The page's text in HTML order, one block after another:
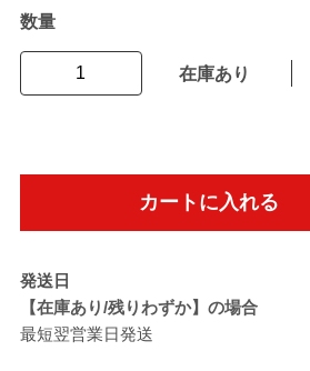
数量
在庫あり
カートに入れる
発送日
【在庫あり/残りわずか】の場合
最短翌営業日発送